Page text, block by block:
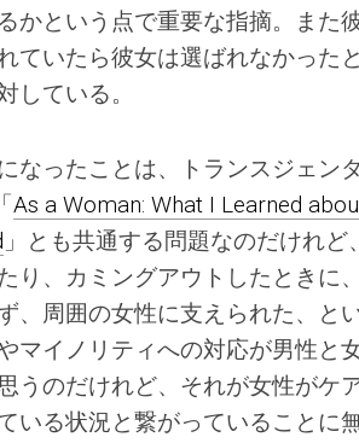
かという点で重要な指摘。また
ていたら彼女は選ばれなかった
している。
なったことは、トランスジェン
As a Woman: What I Learned
」とも共通する問題なのだけれ
り、カミングアウトしたときに
、周囲の女性に支えられた、と
マイノリティへの対応が男性と
うのだけれど、それが女性がケ
いる状況と繋がっていることに